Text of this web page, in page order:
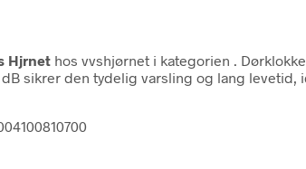
Hjrnet hos vvshjørnet i kategorien
.
sikrer den tydelig varsling og lang